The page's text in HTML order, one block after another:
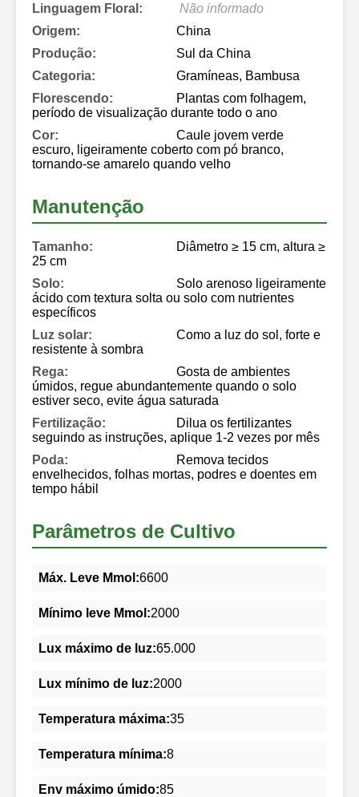
Linguagem Floral:
Não informado
Origem:
China
Produção:
Sul da China
Categoria:
Gramíneas, Bambusa
Florescendo:
Plantas com folhagem,
período de visualização durante todo o ano
Cor:
Caule jovem verde
escuro, ligeiramente coberto com pó branco,
tornando-se amarelo quando velho
Manutenção
Tamanho:
Diâmetro ≥ 15 cm, altura ≥
25 cm
Solo:
Solo arenoso ligeiramente
ácido com textura solta ou solo com nutrientes
específicos
Luz solar:
Como a luz do sol, forte e
resistente à sombra
Rega:
Gosta de ambientes
úmidos, regue abundantemente quando o solo
estiver seco, evite água saturada
Fertilização:
Dilua os fertilizantes
seguindo as instruções, aplique 1-2 vezes por mês
Poda:
Remova tecidos
envelhecidos, folhas mortas, podres e doentes em
tempo hábil
Parâmetros de Cultivo
Máx. Leve Mmol:6600
Mínimo leve Mmol:2000
Lux máximo de luz:65.000
Lux mínimo de luz:2000
Temperatura máxima:35
Temperatura mínima:8
Env máximo úmido:85